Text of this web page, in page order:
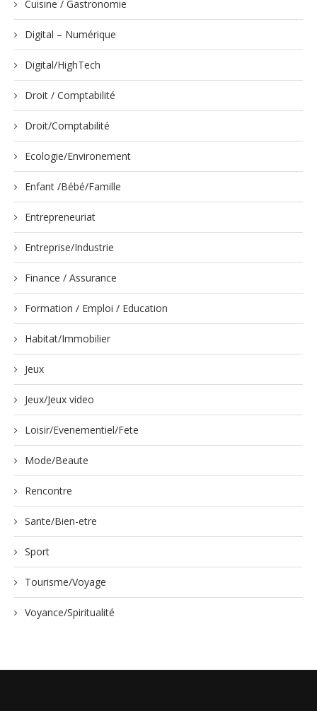
Cuisine / Gastronomie
Digital – Numérique
Digital/HighTech
Droit / Comptabilité
Droit/Comptabilité
Ecologie/Environement
Enfant /Bébé/Famille
Entrepreneuriat
Entreprise/Industrie
Finance / Assurance
Formation / Emploi / Education
Habitat/Immobilier
Jeux
Jeux/Jeux video
Loisir/Evenementiel/Fete
Mode/Beaute
Rencontre
Sante/Bien-etre
Sport
Tourisme/Voyage
Voyance/Spiritualité